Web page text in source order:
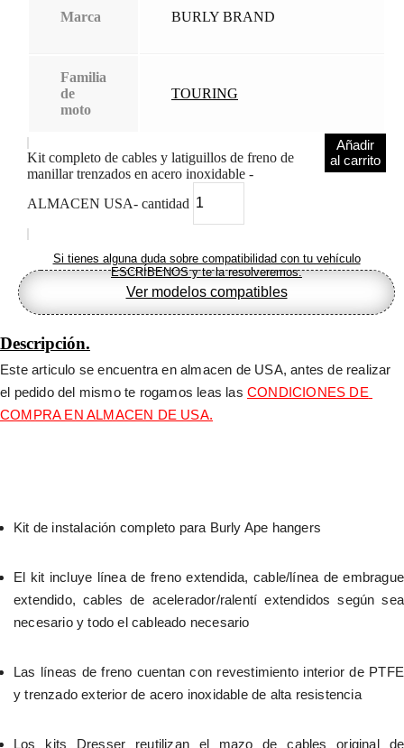
Marca BURLY BRAND
Familia
de
moto
TOURING
Kit completo de cables y latiguillos de freno de
manillar trenzados en acero inoxidable -
ALMACEN USA- cantidad
Añadir
al carrito
Si tienes alguna duda sobre compatibilidad con tu vehículo
ESCRÍBENOS y te la resolveremos.
Ver modelos compatibles
Descripción.
Este articulo se encuentra en almacen de USA, antes de realizar
el pedido del mismo te rogamos leas las CONDICIONES DE
COMPRA EN ALMACEN DE USA.
Kit de instalación completo para Burly Ape hangers
El kit incluye línea de freno extendida, cable/línea de embrague
extendido, cables de acelerador/ralentí extendidos según sea
necesario y todo el cableado necesario
Las líneas de freno cuentan con revestimiento interior de PTFE
y trenzado exterior de acero inoxidable de alta resistencia
Los kits Dresser reutilizan el mazo de cables original de